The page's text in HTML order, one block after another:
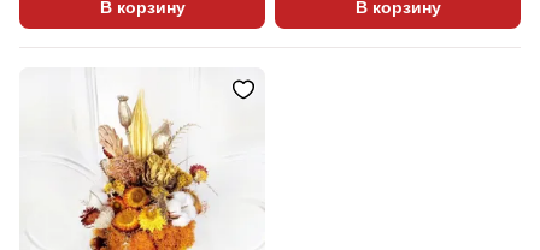
В корзину В корзину